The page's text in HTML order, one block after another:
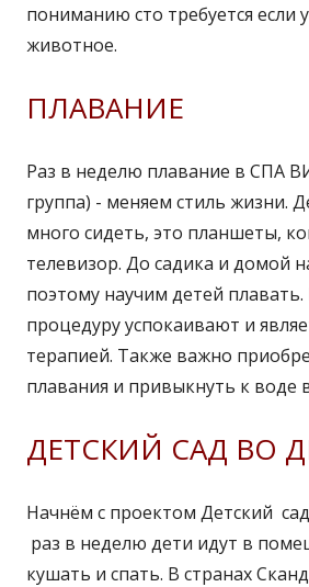
пониманию сто требуется если
животное.
ПЛАВАНИЕ
Раз в неделю плавание в СПА
группа) - меняем стиль жизни.
много сидеть, это планшеты,
телевизор. До садика и домой
поэтому научим детей
прoцедуру успокаивают и
терапией. Также важно
плавания и привыкнуть к воде
ДЕТСКИЙ САД ВО
Начнём с проектом Детский
раз в неделю дети идут в
кушать и спать. В странах